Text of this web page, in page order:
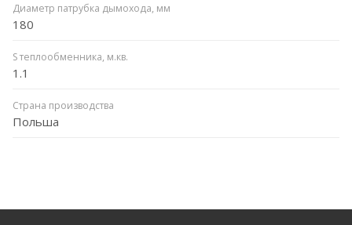
Диаметр патрубка дымохода, мм
180
S теплообменника, м.кв.
1.1
Страна производства
Польша